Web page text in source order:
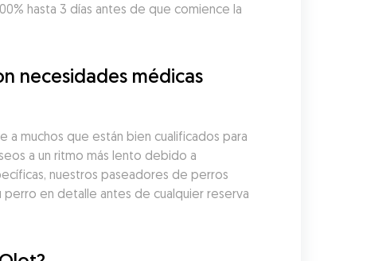
hasta 3 días antes de que comience la
necesidades médicas
muchos que están bien cualificados para
a un ritmo más lento debido a
nuestros paseadores de perros
en detalle antes de cualquier reserva